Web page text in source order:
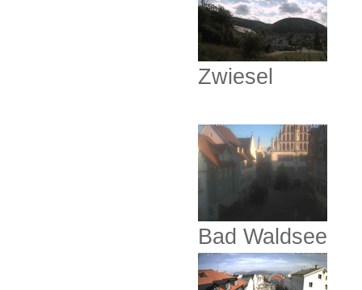
Zwiesel
Bad Waldsee